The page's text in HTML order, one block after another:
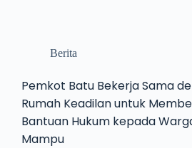
Berita
Pemkot Batu Bekerja Sama
Rumah Keadilan untuk
Bantuan Hukum kepada
Mampu